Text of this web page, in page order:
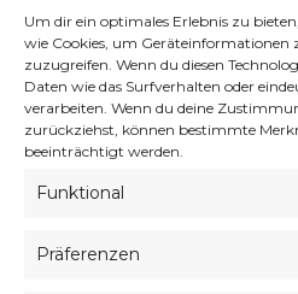
Um dir ein optimales Erlebnis zu
wie Cookies, um Geräteinformationen
zuzugreifen. Wenn du diesen
Daten wie das Surfverhalten oder
verarbeiten. Wenn du deine
zurückziehst, können bestimmte
beeinträchtigt werden.
Funktional
Präferenzen
00:43:14 Planet Of Sound
00:46:38 Gabriel Rios –
00:51:03 Maxx Baer –
00:54:46